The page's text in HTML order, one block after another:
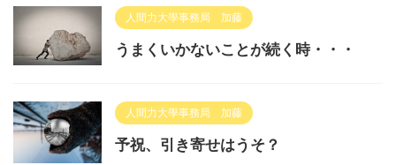
人間力大學事務局 加藤
うまくいかないことが続く時・・・
人間力大學事務局 加藤
予祝、引き寄せはうそ？